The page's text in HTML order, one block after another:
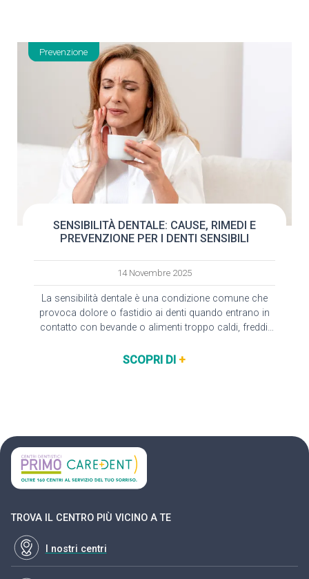
Prevenzione
SENSIBILITÀ DENTALE: CAUSE, RIMEDI E
PREVENZIONE PER I DENTI SENSIBILI
14 Novembre 2025
La sensibilità dentale è una condizione comune che
provoca dolore o fastidio ai denti quando entrano in
contatto con bevande o alimenti troppo caldi, freddi,
SCOPRI DI +
TROVA IL CENTRO PIÙ VICINO A TE
I nostri centri